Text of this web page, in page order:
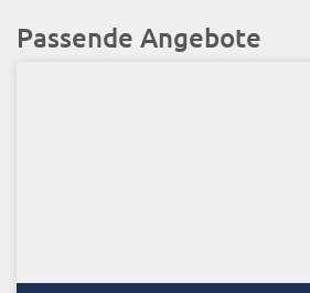
Passende Angebote